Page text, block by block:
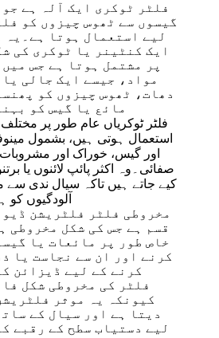
فلٹر ٹوکری ایک آلہ ہے جو
گیسوں سے ٹھوس چیزوں کو
لیے استعمال ہوتا ہے۔یہ
ایک کنٹینر یا ٹوکری کی
پر مشتمل ہوتا ہے جس
مواد، جیسے ایک جالی یا
دھات، ٹھوس چیزوں کو
مائع یا گیس کو
فلٹر ٹوکریاں عام طور پر
استعمال ہوتی ہیں، بشمول
اور گیس، خوراک اور
صفائی۔وہ اکثر پائپ لائنوں یا
کیے جاتے ہیں تاکہ سیال ندی سے
آلودگیوں کو
مخروطی فلٹر فلٹریشن
قسم ہے جس کی شکل مخروطی
خاص طور پر مائعات یا
کرنے اور ان سے نجاست یا
کرنے کے لیے ڈیزائن
فلٹر کی مخروطی شکل
کیونکہ یہ موثر
دیتا ہے اور سیال کے
لیے دستیاب سطح کے رقبے